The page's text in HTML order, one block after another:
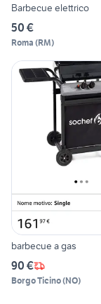
Barbecue elettrico
50 €
Roma (RM)
barbecue a gas
90 €
Borgo Ticino(NO)